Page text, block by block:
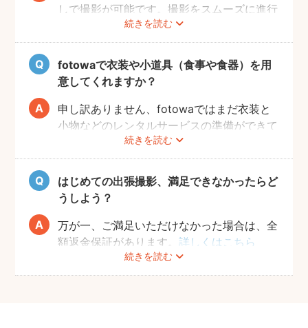
続きを読む
しで撮影が可能です。撮影をスムーズに進行
させるために、事前にその旨をフォトグラフ
ァーにお伝えいただけると幸いです。
fotowaで衣装や小道具（食事や食器）を用
意してくれますか？
続きを読む
申し訳ありません、fotowaではまだ衣装と
小物などのレンタルサービスの準備ができて
おりませんので、お客様ご自身にご用意をお
願いしております。
はじめての出張撮影、満足できなかったらど
うしよう？
続きを読む
万が一、ご満足いただけなかった場合は、全
額返金保証があります。詳しくはこちら